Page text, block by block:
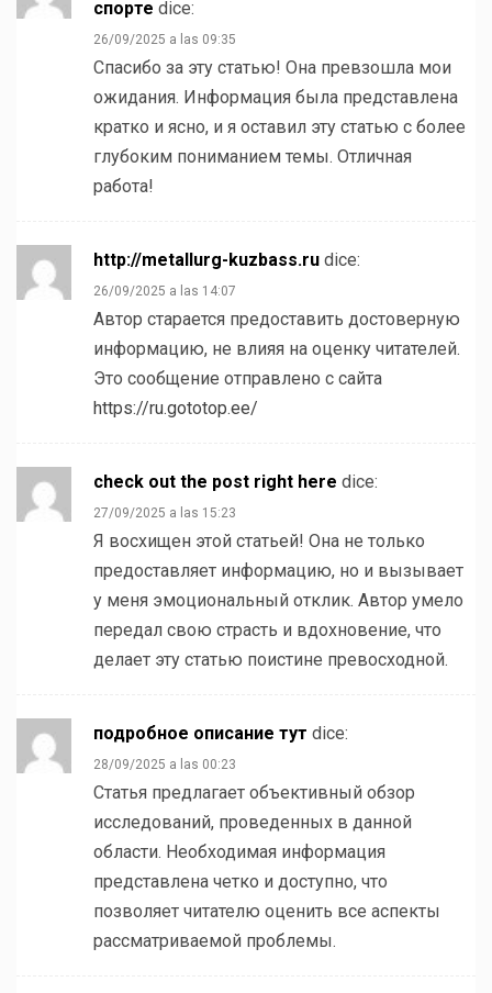
спорте dice:
26/09/2025 a las 09:35
Спасибо за эту статью! Она превзошла мои
ожидания. Информация была представлена
кратко и ясно, и я оставил эту статью с более
глубоким пониманием темы. Отличная
работа!
http://metallurg-kuzbass.ru dice:
26/09/2025 a las 14:07
Автор старается предоставить достоверную
информацию, не влияя на оценку читателей.
Это сообщение отправлено с сайта
https://ru.gototop.ee/
check out the post right here dice:
27/09/2025 a las 15:23
Я восхищен этой статьей! Она не только
предоставляет информацию, но и вызывает
у меня эмоциональный отклик. Автор умело
передал свою страсть и вдохновение, что
делает эту статью поистине превосходной.
подробное описание тут dice:
28/09/2025 a las 00:23
Статья предлагает объективный обзор
исследований, проведенных в данной
области. Необходимая информация
представлена четко и доступно, что
позволяет читателю оценить все аспекты
рассматриваемой проблемы.